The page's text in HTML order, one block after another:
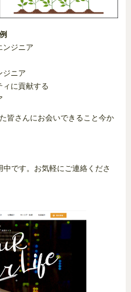
ンジニア
ジニア
ィに貢献する
皆さんにお会いできること今か
です。お気軽にご連絡くださ